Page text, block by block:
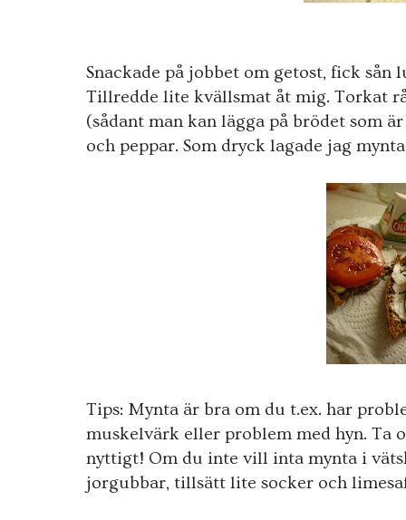
Snackade på jobbet om getost, fick sån
Tillredde lite kvällsmat åt mig. Torkat
(sådant man kan lägga på brödet som
och peppar. Som dryck lagade jag
Tips: Mynta är bra om du t.ex. har
muskelvärk eller problem med hyn. Ta
nyttigt! Om du inte vill inta mynta i
jorgubbar, tillsätt lite socker och